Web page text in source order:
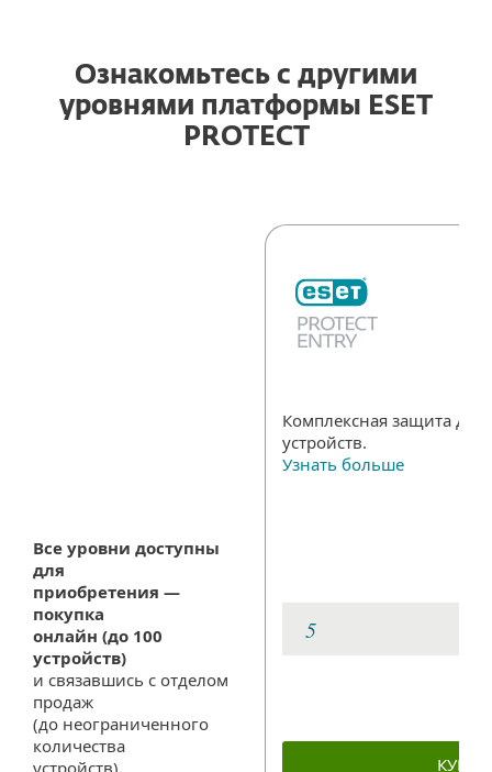
Ознакомьтесь с другими
уровнями платформы ESET
PROTECT
Комплексная защита для
устройств.
Узнать больше
Все уровни доступны
для
приобретения —
покупка
онлайн (до 100
устройств)
и связавшись с отделом
продаж
(до неограниченного
количества